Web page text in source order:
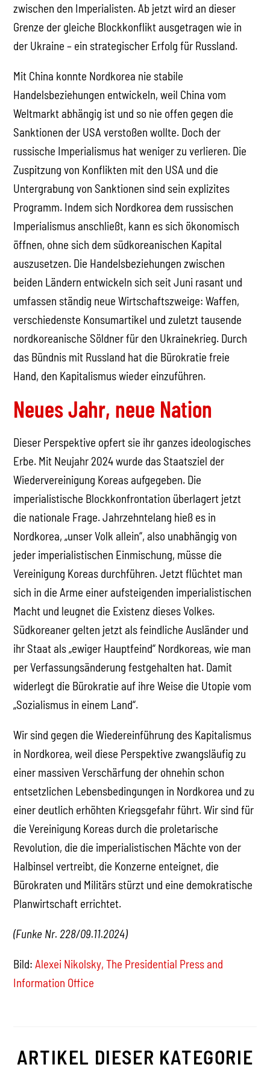
zwischen den Imperialisten. Ab jetzt wird an dieser
Grenze der gleiche Blockkonflikt ausgetragen wie in
der Ukraine – ein strategischer Erfolg für Russland.
Mit China konnte Nordkorea nie stabile
Handelsbeziehungen entwickeln, weil China vom
Weltmarkt abhängig ist und so nie offen gegen die
Sanktionen der USA verstoßen wollte. Doch der
russische Imperialismus hat weniger zu verlieren. Die
Zuspitzung von Konflikten mit den USA und die
Untergrabung von Sanktionen sind sein explizites
Programm. Indem sich Nordkorea dem russischen
Imperialismus anschließt, kann es sich ökonomisch
öffnen, ohne sich dem südkoreanischen Kapital
auszusetzen. Die Handelsbeziehungen zwischen
beiden Ländern entwickeln sich seit Juni rasant und
umfassen ständig neue Wirtschaftszweige: Waffen,
verschiedenste Konsumartikel und zuletzt tausende
nordkoreanische Söldner für den Ukrainekrieg. Durch
das Bündnis mit Russland hat die Bürokratie freie
Hand, den Kapitalismus wieder einzuführen.
Neues Jahr, neue Nation
Dieser Perspektive opfert sie ihr ganzes ideologisches
Erbe. Mit Neujahr 2024 wurde das Staatsziel der
Wiedervereinigung Koreas aufgegeben. Die
imperialistische Blockkonfrontation überlagert jetzt
die nationale Frage. Jahrzehntelang hieß es in
Nordkorea, „unser Volk allein“, also unabhängig von
jeder imperialistischen Einmischung, müsse die
Vereinigung Koreas durchführen. Jetzt flüchtet man
sich in die Arme einer aufsteigenden imperialistischen
Macht und leugnet die Existenz dieses Volkes.
Südkoreaner gelten jetzt als feindliche Ausländer und
ihr Staat als „ewiger Hauptfeind“ Nordkoreas, wie man
per Verfassungsänderung festgehalten hat. Damit
widerlegt die Bürokratie auf ihre Weise die Utopie vom
„Sozialismus in einem Land“.
Wir sind gegen die Wiedereinführung des Kapitalismus
in Nordkorea, weil diese Perspektive zwangsläufig zu
einer massiven Verschärfung der ohnehin schon
entsetzlichen Lebensbedingungen in Nordkorea und zu
einer deutlich erhöhten Kriegsgefahr führt. Wir sind für
die Vereinigung Koreas durch die proletarische
Revolution, die die imperialistischen Mächte von der
Halbinsel vertreibt, die Konzerne enteignet, die
Bürokraten und Militärs stürzt und eine demokratische
Planwirtschaft errichtet.
(Funke Nr. 228/09.11.2024)
Bild:Alexei Nikolsky, The Presidential Press and
Information Office
ARTIKEL DIESER KATEGORIE